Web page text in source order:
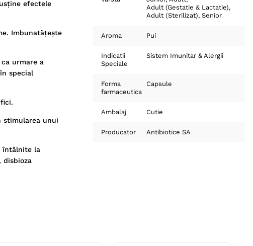
efectele
Imbunatățește
urmare a
special
stimularea unui
întâlnite la
Adult (Gestatie & Lactatie)
Adult (Sterilizat) Senior
Aroma Pui
Indicatii
Speciale
Sistem Imunitar & Alergii
Forma
farmaceutica
Capsule
Ambalaj Cutie
Producator Antibiotice SA